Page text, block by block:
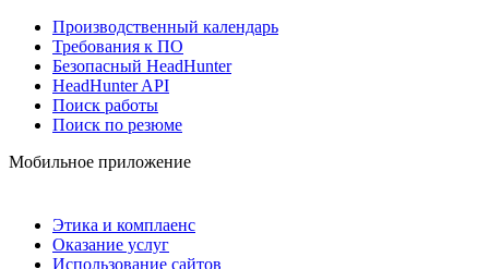
Производственный календарь
Требования к ПО
Безопасный HeadHunter
HeadHunter API
Поиск работы
Поиск по резюме
Мобильное приложение
Этика и комплаенс
Оказание услуг
Использование сайтов